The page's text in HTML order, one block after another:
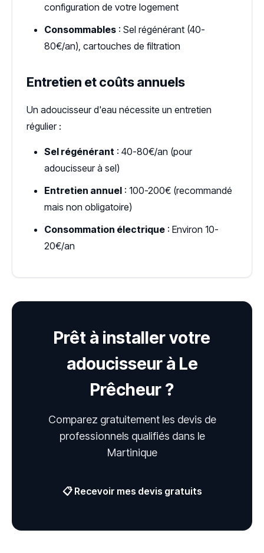
configuration de votre logement
Consommables : Sel régénérant (40-
80€/an), cartouches de filtration
Entretien et coûts annuels
Un adoucisseur d'eau nécessite un entretien
régulier :
Sel régénérant : 40-80€/an (pour
adoucisseur à sel)
Entretien annuel : 100-200€ (recommandé
mais non obligatoire)
Consommation électrique : Environ 10-
20€/an
Prêt à installer votre
adoucisseur à Le
Prêcheur ?
Comparez gratuitement les devis de
professionnels qualifiés dans le
Martinique
📋 Recevoir mes devis gratuits